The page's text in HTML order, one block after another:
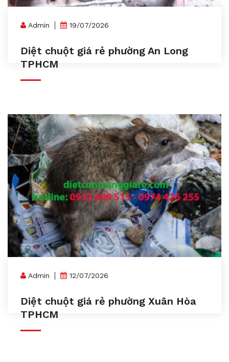
Admin 19/07/2026
Diệt chuột giá rẻ phường An Long
TPHCM
Admin 12/07/2026
Diệt chuột giá rẻ phường Xuân Hòa
TPHCM